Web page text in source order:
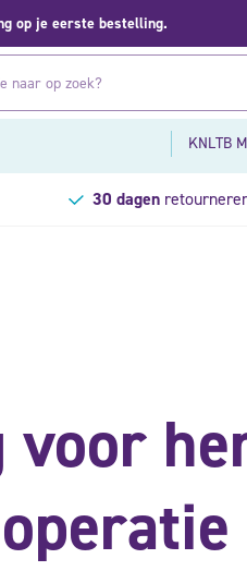
op je eerste bestelling.
KNLTB
30 dagen